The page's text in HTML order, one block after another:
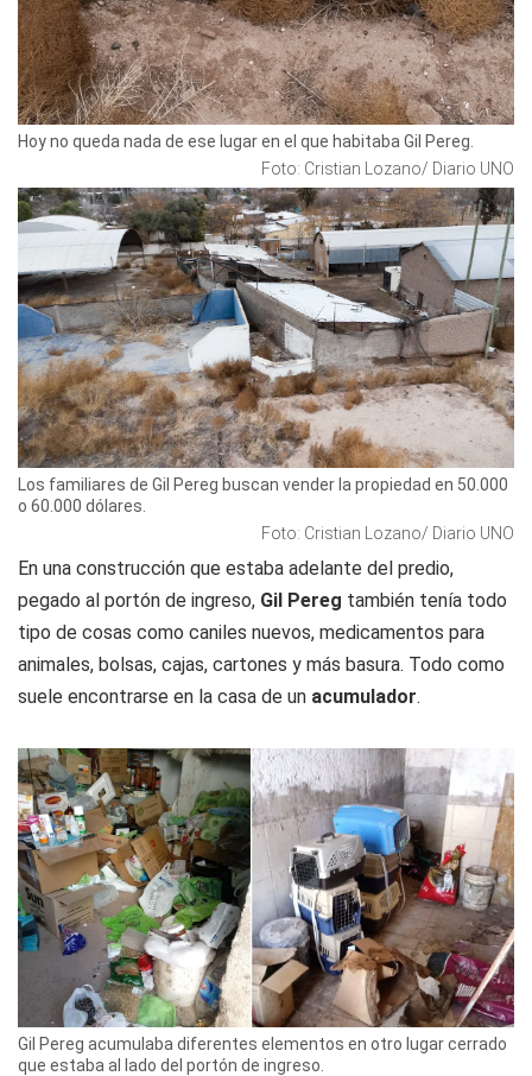
Hoy no queda nada de ese lugar en el que habitaba Gil Pereg.
Foto: Cristian Lozano/ Diario UNO
Los familiares de Gil Pereg buscan vender la propiedad en 50.000
o 60.000 dólares.
Foto: Cristian Lozano/ Diario UNO
En una construcción que estaba adelante del predio,
pegado al portón de ingreso, Gil Pereg también tenía todo
tipo de cosas como caniles nuevos, medicamentos para
animales, bolsas, cajas, cartones y más basura. Todo como
suele encontrarse en la casa de un acumulador.
Gil Pereg acumulaba diferentes elementos en otro lugar cerrado
que estaba al lado del portón de ingreso.